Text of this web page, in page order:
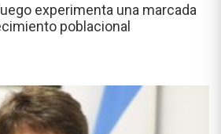
experimenta una marcada
poblacional